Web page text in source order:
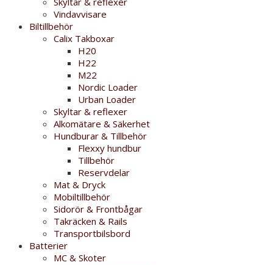
Vindavvisare
Biltillbehör
Calix Takboxar
H20
H22
M22
Nordic Loader
Urban Loader
Skyltar & reflexer
Alkomätare & Säkerhet
Hundburar & Tillbehör
Flexxy hundbur
Tillbehör
Reservdelar
Mat & Dryck
Mobiltillbehör
Sidorör & Frontbågar
Takräcken & Rails
Transportbilsbord
Batterier
MC & Skoter